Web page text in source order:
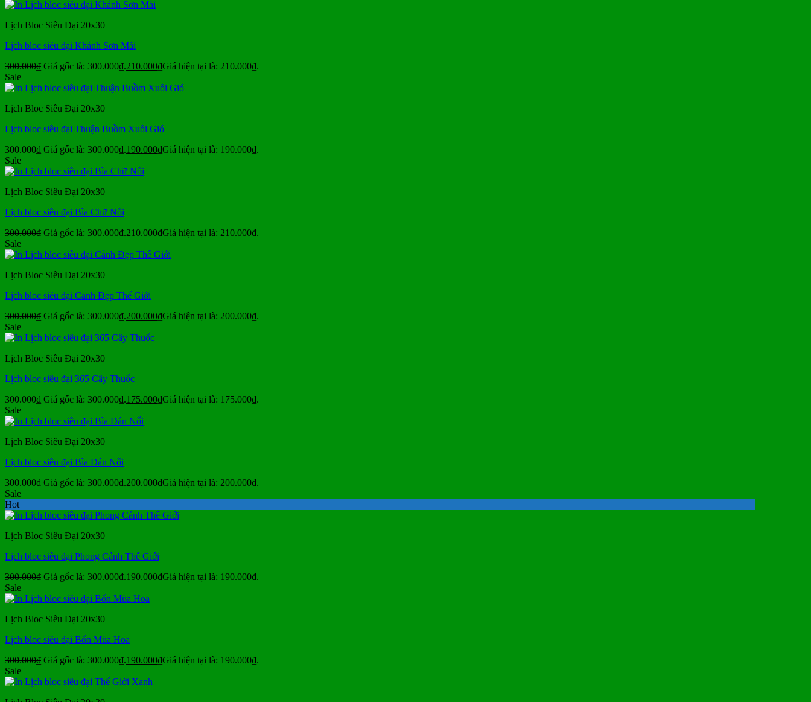
Lịch Bloc Siêu Đại 20x30
Lịch bloc siêu đại Khánh Sơn Mài
300.000₫ Giá gốc là: 300.000₫.210.000₫Giá hiện tại là: 210.000₫.
Sale
Lịch Bloc Siêu Đại 20x30
Lịch bloc siêu đại Thuận Buồm Xuôi Gió
300.000₫ Giá gốc là: 300.000₫.190.000₫Giá hiện tại là: 190.000₫.
Sale
Lịch Bloc Siêu Đại 20x30
Lịch bloc siêu đại Bìa Chữ Nổi
300.000₫ Giá gốc là: 300.000₫.210.000₫Giá hiện tại là: 210.000₫.
Sale
Lịch Bloc Siêu Đại 20x30
Lịch bloc siêu đại Cảnh Đẹp Thế Giới
300.000₫ Giá gốc là: 300.000₫.200.000₫Giá hiện tại là: 200.000₫.
Sale
Lịch Bloc Siêu Đại 20x30
Lịch bloc siêu đại 365 Cây Thuốc
300.000₫ Giá gốc là: 300.000₫.175.000₫Giá hiện tại là: 175.000₫.
Sale
Lịch Bloc Siêu Đại 20x30
Lịch bloc siêu đại Bìa Dán Nổi
300.000₫ Giá gốc là: 300.000₫.200.000₫Giá hiện tại là: 200.000₫.
Sale
Hot
Lịch Bloc Siêu Đại 20x30
Lịch bloc siêu đại Phong Cảnh Thế Giới
300.000₫ Giá gốc là: 300.000₫.190.000₫Giá hiện tại là: 190.000₫.
Sale
Lịch Bloc Siêu Đại 20x30
Lịch bloc siêu đại Bốn Mùa Hoa
300.000₫ Giá gốc là: 300.000₫.190.000₫Giá hiện tại là: 190.000₫.
Sale